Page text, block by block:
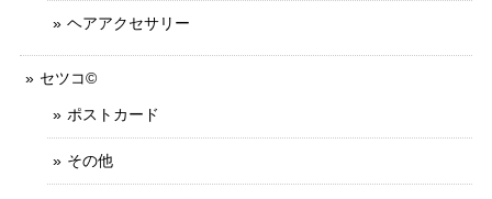
ヘアアクセサリー
セツコ©
ポストカード
その他